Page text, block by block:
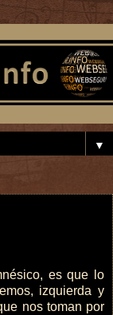
▼
es que lo
izquierda y
nos toman por